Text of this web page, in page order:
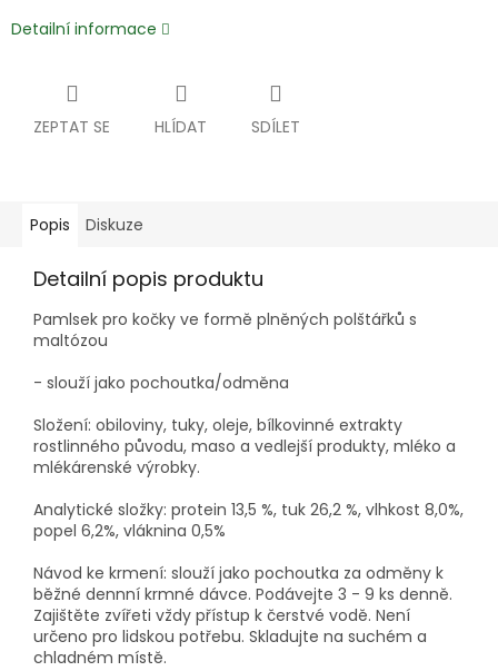
Detailní informace
ZEPTAT SE HLÍDAT SDÍLET
Popis Diskuze
Detailní popis produktu
Pamlsek pro kočky ve formě plněných polštářků s
maltózou
- slouží jako pochoutka/odměna
Složení: obiloviny, tuky, oleje, bílkovinné extrakty
rostlinného původu, maso a vedlejší produkty, mléko a
mlékárenské výrobky.
Analytické složky: protein 13,5 %, tuk 26,2 %, vlhkost 8,0%,
popel 6,2%, vláknina 0,5%
Návod ke krmení: slouží jako pochoutka za odměny k
běžné dennní krmné dávce. Podávejte 3 - 9 ks denně.
Zajištěte zvířeti vždy přístup k čerstvé vodě. Není
určeno pro lidskou potřebu. Skladujte na suchém a
chladném místě.